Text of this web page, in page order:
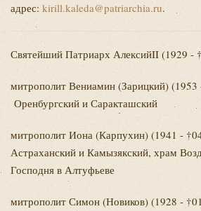
адрес:kirill.kaleda@patriarchia.ru.
Святейший Патриарх АлексийII (1929 - †
митрополит Вениамин (Зарицкий)
Оренбургский и Саракташский
митрополит Иона (Карпухин) (1941 -
Астраханский и Камызякский, храм
Господня в Алтуфьеве
митрополит Симон (Новиков) (1928 -